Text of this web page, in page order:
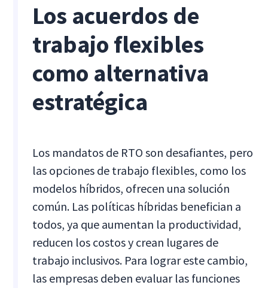
Los acuerdos de
trabajo flexibles
como alternativa
estratégica
Los mandatos de RTO son desafiantes, pero
las opciones de trabajo flexibles, como los
modelos híbridos, ofrecen una solución
común. Las políticas híbridas benefician a
todos, ya que aumentan la productividad,
reducen los costos y crean lugares de
trabajo inclusivos. Para lograr este cambio,
las empresas deben evaluar las funciones